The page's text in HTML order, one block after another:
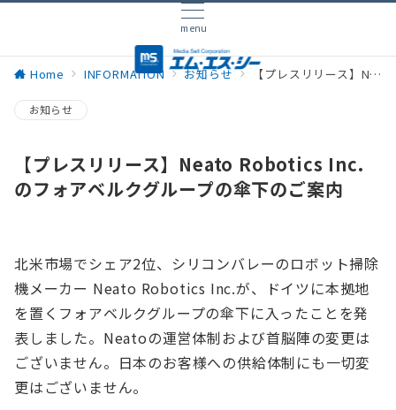
menu
Home INFORMATION お知らせ 【プレスリリース】Neato Robotics Inc.のフォアベルクグループの傘下のご案内
お知らせ
【プレスリリース】Neato Robotics Inc.
のフォアベルクグループの傘下のご案内
北米市場でシェア2位、シリコンバレーのロボット掃除
機メーカー Neato Robotics Inc.が、ドイツに本拠地
を置くフォアベルクグループの傘下に入ったことを発
表しました。Neatoの運営体制および首脳陣の変更は
ございません。日本のお客様への供給体制にも一切変
更はございません。